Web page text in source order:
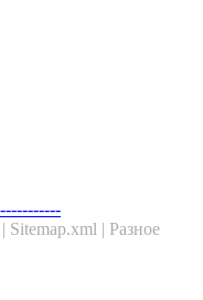
Sitemap.xml | Разное